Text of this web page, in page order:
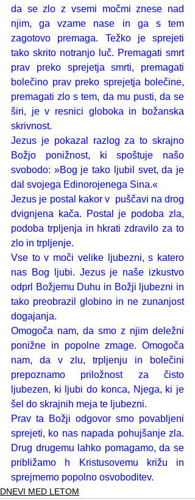
da se zlo z vsemi močmi znese nad
njim, ga vzame nase in ga s tem
zagotovo premaga. Težko je sprejeti
tako skrito notranjo luč. Premagati smrt
prav preko sprejetja smrti, premagati
bolečino prav preko sprejetja bolečine,
premagati zlo s tem, da mu pusti, da se
širi, je v resnici globoka in božanska
skrivnost.
Jezus je pokazal razlog za to skrajno
Božjo ponižnost, ki spoštuje našo
svobodo: »Bog je tako ljubil svet, da je
dal svojega Edinorojenega Sina.«
Jezus je postal kakor v  puščavi na drog
dvignjena kača. Postal je podoba zla,
podoba trpljenja in hkrati zdravilo za to
zlo in trpljenje.
Vse to v moči velike ljubezni, s katero
nas Bog ljubi. Jezus je naše izkustvo
odprl Božjemu Duhu in Božji ljubezni in
tako preobrazil globino in ne zunanjost
dogajanja.
Omogoča nam, da smo z njim deležni
ponižne in popolne zmage. Omogoča
nam, da v zlu, trpljenju in bolečini
prepoznamo priložnost za čisto
ljubezen, ki ljubi do konca, Njega, ki je
šel do skrajnih meja te ljubezni.
Prav ta Božji odgovor smo povabljeni
sprejeti, ko nas napada pohujšanje zla.
Drug drugemu lahko pomagamo, da se
približamo h Kristusovemu križu in
sprejmemo popolno osvoboditev.
DNEVI MED LETOM